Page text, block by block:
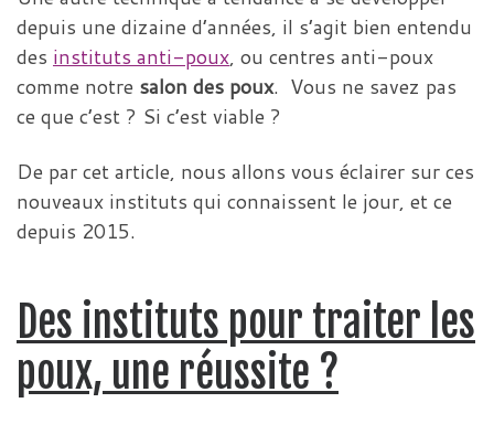
depuis une dizaine d’années, il s’agit bien entendu
des instituts anti-poux, ou centres anti-poux
comme notre salon des poux. Vous ne savez pas
ce que c’est ? Si c’est viable ?
De par cet article, nous allons vous éclairer sur ces
nouveaux instituts qui connaissent le jour, et ce
depuis 2015.
Des instituts pour traiter les
poux, une réussite ?